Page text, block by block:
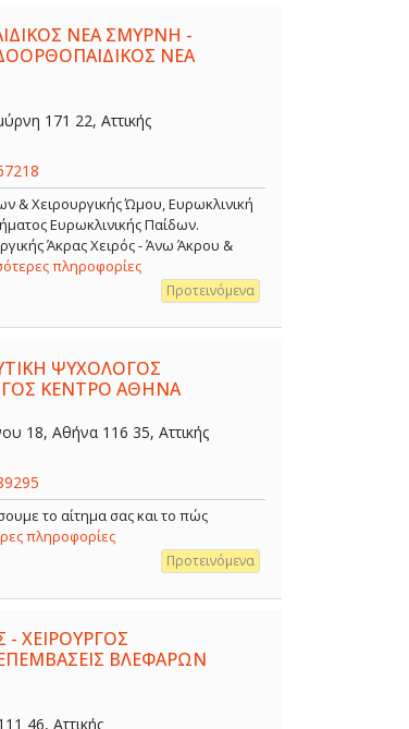
ΝΕΑ ΣΜΥΡΝΗ -
ΝΕΑ
171 22, Αττικής
& Χειρουργικής Ώμου, Ευρωκλινική
Ευρωκλινικής Παίδων.
Άκρας Χειρός - Άνω Άκρου &
πληροφορίες
Προτεινόμενα
ΨΥΧΟΛΟΓΟΣ
ΚΕΝΤΡΟ ΑΘΗΝΑ
18, Αθήνα 116 35, Αττικής
το αίτημα σας και το πώς
πληροφορίες
Προτεινόμενα
ΧΕΙΡΟΥΡΓΟΣ
ΒΛΕΦΑΡΩΝ
46, Αττικής